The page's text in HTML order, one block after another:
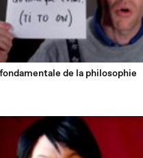
de la philosophie